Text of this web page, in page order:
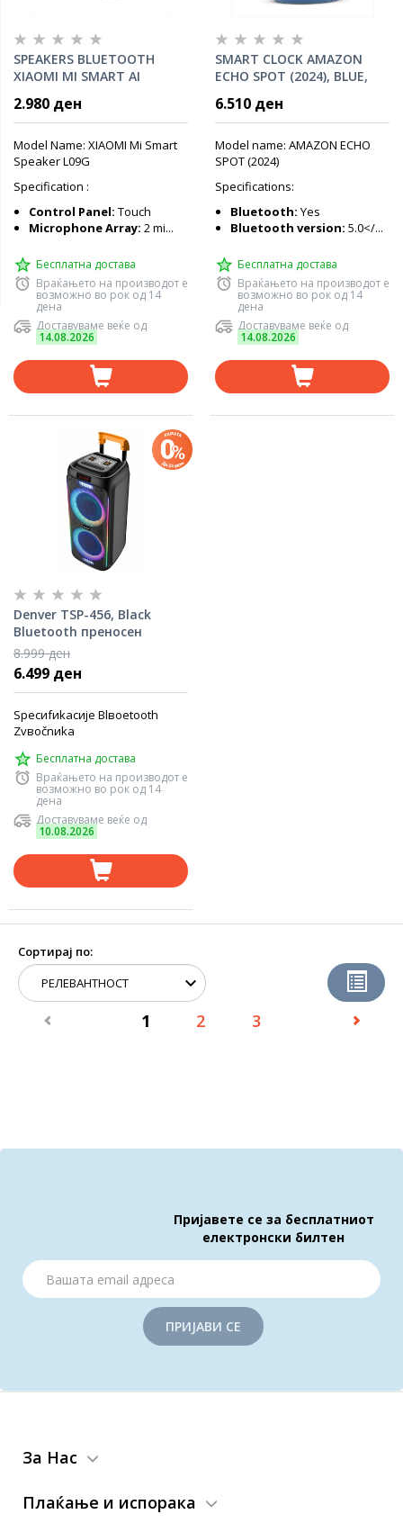
SPEAKERS BLUETOOTH
XIAOMI MI SMART AI
2.980 ден
Model Name: XIAOMI Mi Smart
Speaker L09G
Specification :
Control Panel: Touch
Microphone Array: 2 mi...
Бесплатна достава
Враќањето на производот е
возможно во рок од 14
дена
Доставуваме веќе од
14.08.2026
SMART CLOCK AMAZON
ECHO SPOT (2024), BLUE,
6.510 ден
Model name: AMAZON ECHO
SPOT (2024)
Specifications:
Bluetooth: Yes
Bluetooth version: 5.0</...
Бесплатна достава
Враќањето на производот е
возможно во рок од 14
дена
Доставуваме веќе од
14.08.2026
Denver TSP-456, Black
Bluetooth преносен
звучник
8.999 ден
6.499 ден
Specиfиkacиje Blвоetooth
Zvвоčnиka
Бесплатна достава
Враќањето на производот е
возможно во рок од 14
дена
Доставуваме веќе од
10.08.2026
Сортирај по:
1 2 3
Пријавете се за бесплатниот
електронски билтен
ПРИЈАВИ СЕ
За Нас
Плаќање и испорака